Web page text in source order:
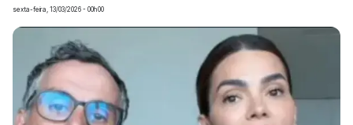
sexta-feira, 13/03/2026 - 00h00